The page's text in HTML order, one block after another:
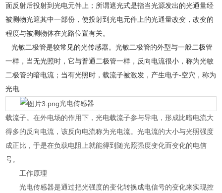
面反射后投射到光电元件上；所谓遮光式是指当光源发出的光通量经
被测物光遮其中一部份，使投射到光电元件上的光通量改变，改变的
程度与被测物体在光路位置有关。
光敏二极管是较常见的光传感器。光敏二极管的外型与一般二极管
一样，当无光照时，它与普通二极管一样，反向电流很小，称为光敏
二极管的暗电流；当有光照时，载流子被激发，产生电子-空穴，称为
光电
光电传感器
载流子。在外电场的作用下，光电载流子参与导电，形成比暗电流大
得多的反向电流，该反向电流称为光电流。光电流的大小与光照强度
成正比，于是在负载电阻上就能得到随光照强度变化而变化的电信
号。
工作原理
光电传感器是通过把光强度的变化转换成电信号的变化来实现控